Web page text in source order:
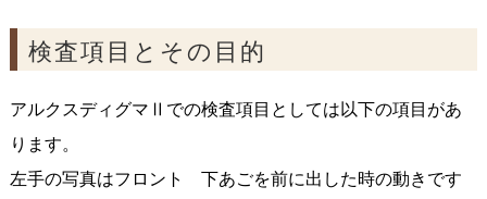
検査項目とその目的
アルクスディグマⅡでの検査項目としては以下の項目があ
ります。
左手の写真はフロント 下あごを前に出した時の動きです